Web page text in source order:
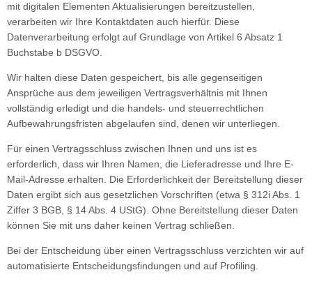
mit digitalen Elementen Aktualisierungen bereitzustellen,
verarbeiten wir Ihre Kontaktdaten auch hierfür. Diese
Datenverarbeitung erfolgt auf Grundlage von Artikel 6 Absatz 1
Buchstabe b DSGVO.
Wir halten diese Daten gespeichert, bis alle gegenseitigen
Ansprüche aus dem jeweiligen Vertragsverhältnis mit Ihnen
vollständig erledigt und die handels- und steuerrechtlichen
Aufbewahrungsfristen abgelaufen sind, denen wir unterliegen.
Für einen Vertragsschluss zwischen Ihnen und uns ist es
erforderlich, dass wir Ihren Namen, die Lieferadresse und Ihre E-
Mail-Adresse erhalten. Die Erforderlichkeit der Bereitstellung dieser
Daten ergibt sich aus gesetzlichen Vorschriften (etwa § 312i Abs. 1
Ziffer 3 BGB, § 14 Abs. 4 UStG). Ohne Bereitstellung dieser Daten
können Sie mit uns daher keinen Vertrag schließen.
Bei der Entscheidung über einen Vertragsschluss verzichten wir auf
automatisierte Entscheidungsfindungen und auf Profiling.